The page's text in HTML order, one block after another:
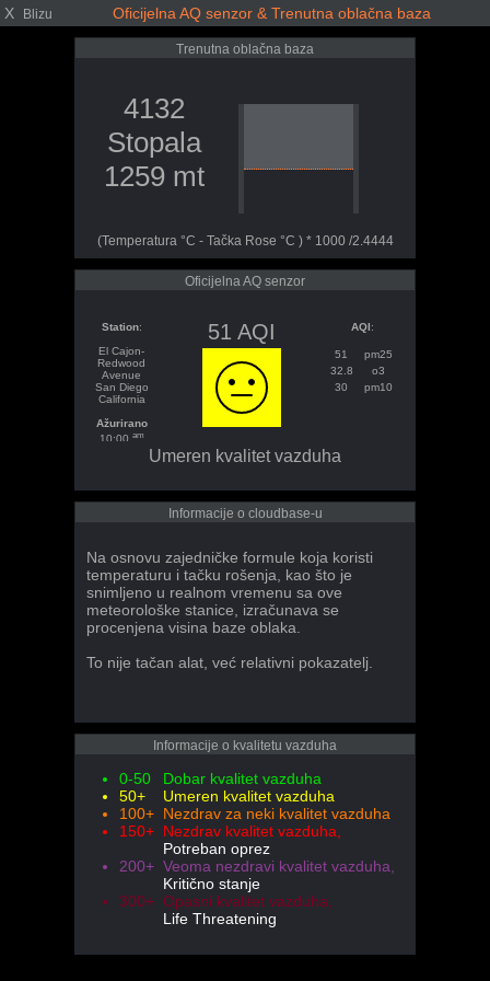
X Blizu Oficijelna AQ senzor & Trenutna oblačna baza
Trenutna oblačna baza
4132
Stopala
1259 mt
(Temperatura °C - Tačka Rose °C ) * 1000 /2.4444
Oficijelna AQ senzor
Station:
El Cajon-
Redwood
Avenue
San Diego
California
Ažurirano
10:00 am
51 AQI AQI:
51
pm25
32.8
o3
30
pm10
Umeren kvalitet vazduha
Informacije o cloudbase-u
Na osnovu zajedničke formule koja koristi
temperaturu i tačku rošenja, kao što je
snimljeno u realnom vremenu sa ove
meteorološke stanice, izračunava se
procenjena visina baze oblaka.
To nije tačan alat, već relativni pokazatelj.
Informacije o kvalitetu vazduha
0-50
Dobar kvalitet vazduha
50+
Umeren kvalitet vazduha
100+ Nezdrav za neki kvalitet vazduha
150+ Nezdrav kvalitet vazduha,
Potreban oprez
200+ Veoma nezdravi kvalitet vazduha,
Kritično stanje
300+ Opasni kvalitet vazduha,
Life Threatening